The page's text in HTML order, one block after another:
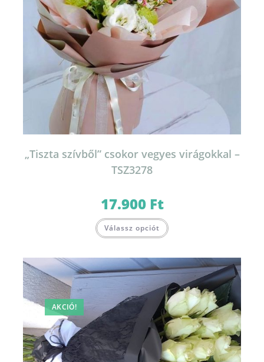
„Tiszta szívből” csokor vegyes virágokkal –
TSZ3278
17.900 Ft
Válassz opciót
AKCIÓ!